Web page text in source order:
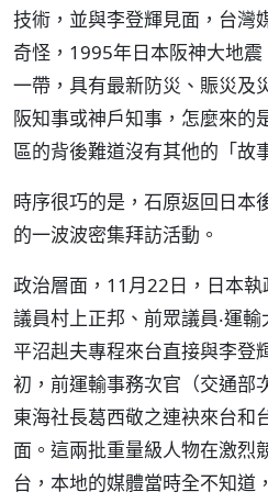
技術，並與李登輝見面，台灣
奇怪，1995年日本阪神大地
一帶，具有最新防災、賑災及
阪知事或神戶知事，怎麼來的
區的背後難道沒有其他的「故
時序很巧的是，石原返回日本
的一波波密集拜訪活動。
政治層面，11月22日，日本
議員村上正邦、前眾議員‧運
平沼赳夫專程來台直接與李登
初，前運輸事務次官（交通部
東海社長葛西敬之連袂來台和
面。這兩批重量級人物在激烈
台，本地的媒體當時全不知道